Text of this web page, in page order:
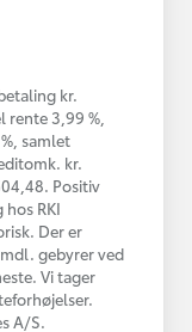
kr.
3,99 %,
samlet
kr.
Positiv
RKI
Der er
gebyrer ved
Vi tager
A/S.